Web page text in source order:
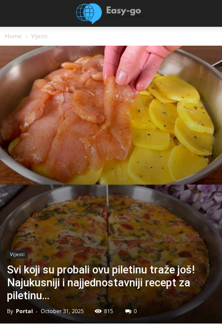
Home Vijesti
Vijesti
Svi koji su probali ovu piletinu traže još!
Najukusniji i najjednostavniji recept za
piletinu…
By Portal - October 31, 2025 815 0